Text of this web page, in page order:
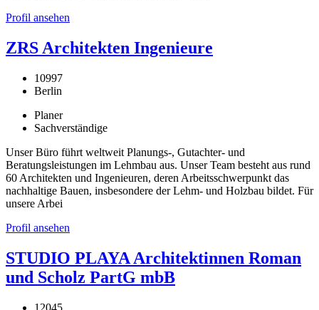
Profil ansehen
ZRS Architekten Ingenieure
10997
Berlin
Planer
Sachverständige
Unser Büro führt weltweit Planungs-, Gutachter- und
Beratungsleistungen im Lehmbau aus. Unser Team besteht aus rund
60 Architekten und Ingenieuren, deren Arbeitsschwerpunkt das
nachhaltige Bauen, insbesondere der Lehm- und Holzbau bildet. Für
unsere Arbei
Profil ansehen
STUDIO PLAYA Architektinnen Roman
und Scholz PartG mbB
12045